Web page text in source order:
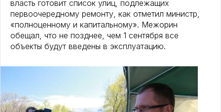
власть готовит список улиц, подлежащих
первоочередному ремонту, как отметил министр,
«полноценному и капитальному». Межорин
обещал, что не позднее, чем 1 сентября все
объекты будут введены в эксплуатацию.